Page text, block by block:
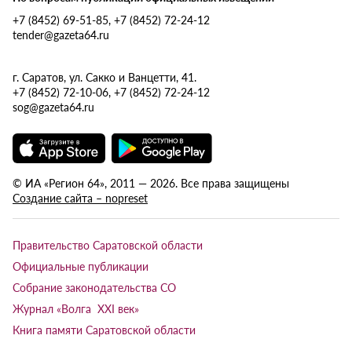
+7 (8452) 69-51-85, +7 (8452) 72-24-12
tender@gazeta64.ru
г. Саратов, ул. Сакко и Ванцетти, 41.
+7 (8452) 72-10-06, +7 (8452) 72-24-12
sog@gazeta64.ru
© ИА «Регион 64», 2011 — 2026. Все права защищены
Создание сайта – nopreset
Правительство Саратовской области
Официальные публикации
Собрание законодательства СО
Журнал «Волга XXI век»
Книга памяти Саратовской области